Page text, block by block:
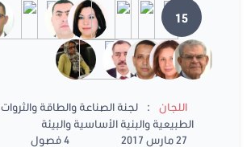
15
اللجان :
لجنة الصناعة والطاقة والثروات
الطبيعية والبنية الأساسية والبيئة
27 مارس 2017
4 فصول